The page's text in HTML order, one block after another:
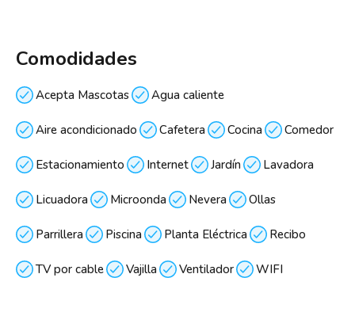
Comodidades
Acepta Mascotas Agua caliente
Aire acondicionado Cafetera Cocina Comedor
Estacionamiento Internet Jardín Lavadora
Licuadora Microonda Nevera Ollas
Parrillera Piscina Planta Eléctrica Recibo
TV por cable Vajilla Ventilador WIFI